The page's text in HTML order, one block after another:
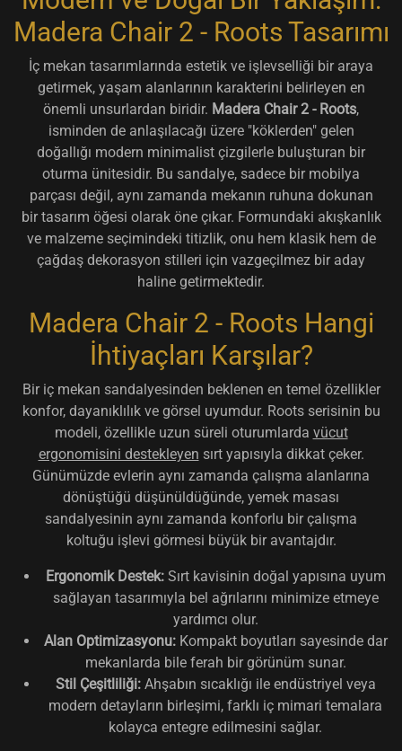
Madera Chair 2 - Roots Tasarımı
İç mekan tasarımlarında estetik ve işlevselliği bir araya
getirmek, yaşam alanlarının karakterini belirleyen en
önemli unsurlardan biridir. Madera Chair 2 - Roots,
isminden de anlaşılacağı üzere "köklerden" gelen
doğallığı modern minimalist çizgilerle buluşturan bir
oturma ünitesidir. Bu sandalye, sadece bir mobilya
parçası değil, aynı zamanda mekanın ruhuna dokunan
bir tasarım öğesi olarak öne çıkar. Formundaki akışkanlık
ve malzeme seçimindeki titizlik, onu hem klasik hem de
çağdaş dekorasyon stilleri için vazgeçilmez bir aday
haline getirmektedir.
Madera Chair 2 - Roots Hangi
İhtiyaçları Karşılar?
Bir iç mekan sandalyesinden beklenen en temel özellikler
konfor, dayanıklılık ve görsel uyumdur. Roots serisinin bu
modeli, özellikle uzun süreli oturumlarda vücut
ergonomisini destekleyen sırt yapısıyla dikkat çeker.
Günümüzde evlerin aynı zamanda çalışma alanlarına
dönüştüğü düşünüldüğünde, yemek masası
sandalyesinin aynı zamanda konforlu bir çalışma
koltuğu işlevi görmesi büyük bir avantajdır.
Ergonomik Destek:Sırt kavisinin doğal yapısına uyum
sağlayan tasarımıyla bel ağrılarını minimize etmeye
yardımcı olur.
Alan Optimizasyonu:Kompakt boyutları sayesinde dar
mekanlarda bile ferah bir görünüm sunar.
Stil Çeşitliliği:Ahşabın sıcaklığı ile endüstriyel veya
modern detayların birleşimi, farklı iç mimari temalara
kolayca entegre edilmesini sağlar.